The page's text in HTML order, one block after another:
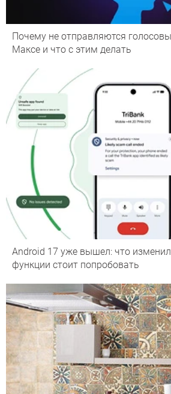
Почему не отправляются
Максе и что с этим делать
Android 17 уже вышел: что
функции стоит попробовать